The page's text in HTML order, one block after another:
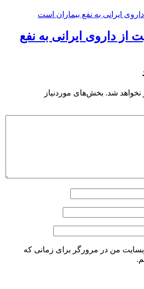
از داروی ایرانی به نفع
نخواهد شد. بخش‌های موردنیاز
من در مرورگر برای زمانی که